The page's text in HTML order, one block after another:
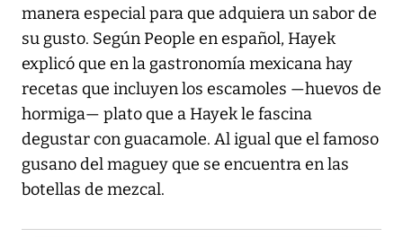
manera especial para que adquiera un sabor de
su gusto. Según People en español, Hayek
explicó que en la gastronomía mexicana hay
recetas que incluyen los escamoles —huevos de
hormiga— plato que a Hayek le fascina
degustar con guacamole. Al igual que el famoso
gusano del maguey que se encuentra en las
botellas de mezcal.